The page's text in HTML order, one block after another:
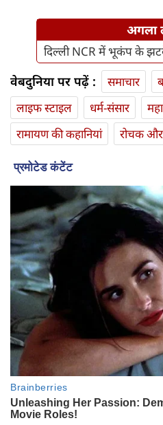
अगला
दिल्ली NCR में भूकंप के
वेबदुनिया पर पढ़ें : समाचार
लाइफ स्‍टाइल
धर्म-संसार
रामायण की कहानियां
रोचक